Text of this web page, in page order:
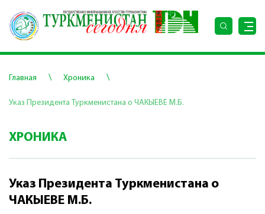
Главная \ Хроника \
Указ Президента Туркменистана о ЧАКЫЕВЕ М.Б.
ХРОНИКА
Указ Президента Туркменистана о
ЧАКЫЕВЕ М.Б.